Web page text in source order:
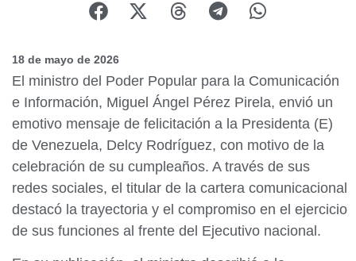
18 de mayo de 2026
El ministro del Poder Popular para la Comunicación
e Información, Miguel Ángel Pérez Pirela, envió un
emotivo mensaje de felicitación a la Presidenta (E)
de Venezuela, Delcy Rodríguez, con motivo de la
celebración de su cumpleaños. A través de sus
redes sociales, el titular de la cartera comunicacional
destacó la trayectoria y el compromiso en el ejercicio
de sus funciones al frente del Ejecutivo nacional.